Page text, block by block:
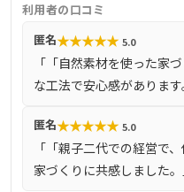
宅を提供しています。土
ケアまでトータルサポー
した住まいを提案していま
利用者の口コミ
匿名★★★★★ 5.0
「「自然素材を使った家
な工法で安心感があります
匿名★★★★★ 5.0
「「親子二代での経営で
家づくりに共感しました。